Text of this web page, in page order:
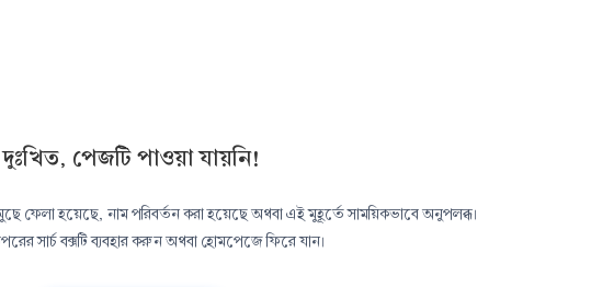
দুঃখিত, পেজটি পাওয়া যায়নি!
ফেলা হয়েছে, নাম পরিবর্তন করা হয়েছে অথবা এই মুহূর্তে সাময়িকভাবে অনুপলব্ধ।
সার্চ বক্সটি ব্যবহার করুন অথবা হোমপেজে ফিরে যান।